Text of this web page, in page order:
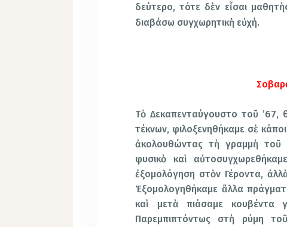
δεύτερο, τότε δὲν εἶσαι
διαβάσω συγχωρητικὴ εὐχή.
Τὸ Δεκαπενταύγουστο τοῦ ’67,
τέκνων, φιλοξενηθήκαμε σὲ
ἀκολουθώντας τὴ γραμμὴ τοῦ
φυσικὸ καὶ
ἐξομολόγηση στὸν Γέροντα,
Ἐξομολογηθήκαμε ἄλλα
καὶ μετὰ πιάσαμε κουβέντα
Παρεμπιπτόντως στὴ ρύμη